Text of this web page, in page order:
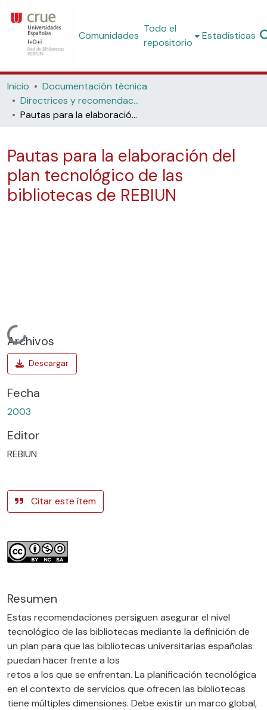
Comunidades
Todo el
repositorio
Estadísticas
Inicio
Documentación técnica
Directrices y recomendaciones
Pautas para la elaboración del plan tecnológico de las bibliotecas de REBIUN
Pautas para la elaboración del
plan tecnológico de las
bibliotecas de REBIUN
Cargando...
Archivos
Fecha
2003
Editor
REBIUN
Citar este ítem
Resumen
Estas recomendaciones persiguen asegurar el nivel
tecnológico de las bibliotecas mediante la definición de
un plan para que las bibliotecas universitarias españolas
puedan hacer frente a los
retos a los que se enfrentan. La planificación tecnológica
en el contexto de servicios que ofrecen las bibliotecas
tiene múltiples dimensiones. Debe existir un marco global,